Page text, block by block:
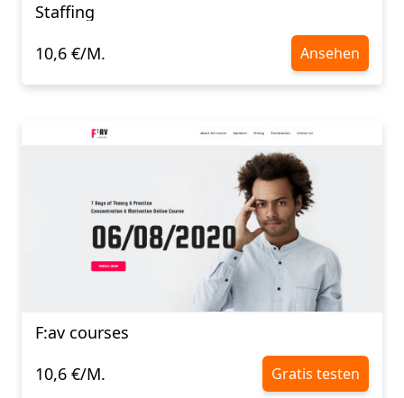
Staffing
10,6 €/M.
Ansehen
F:av courses
10,6 €/M.
Gratis testen